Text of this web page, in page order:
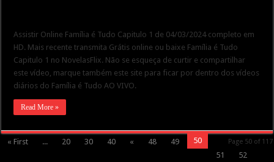
Assistir Online Família é Tudo Capitulo 1 de 04/03/2024 completo em
HD. Mais recente transmita Grátis online ou baixe Família é Tudo
Capitulo 1 no NovelasFlix. Não se esqueça de curtir e compartilhar
este vídeo, marque também este site para ficar por dentro dos vídeos
diários do Família é Tudo AO VIVO.
Read More »
Page 50 of 117
« First ... 20 30 40 « 48 49
50
51
52